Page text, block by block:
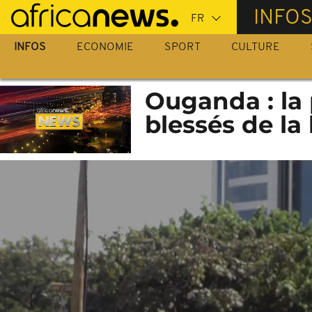
Passer
au
contenu
INFOS
INFOS ECONOMIE SPORT CULTURE
Ouganda :
blessés de